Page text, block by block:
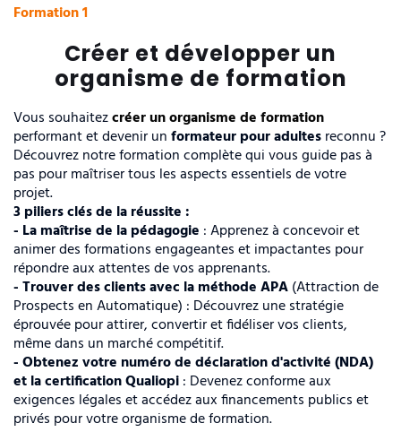
Formation 1
Créer et développer un
organisme de formation
Vous souhaitezcréer un organisme de formation
performant et devenir unformateur pour adultesreconnu ?
Découvrez notre formation complète qui vous guide pas à
pas pour maîtriser tous les aspects essentiels de votre
projet.
3 piliers clés de la réussite :
- La maîtrise de la pédagogie : Apprenez à concevoir et
animer des formations engageantes et impactantes pour
répondre aux attentes de vos apprenants.
- Trouver des clients avec la méthode APA(Attraction de
Prospects en Automatique) : Découvrez une stratégie
éprouvée pour attirer, convertir et fidéliser vos clients,
même dans un marché compétitif.
- Obtenez votre numéro de déclaration d'activité (NDA)
et la certification Qualiopi: Devenez conforme aux
exigences légales et accédez aux financements publics et
privés pour votre organisme de formation.